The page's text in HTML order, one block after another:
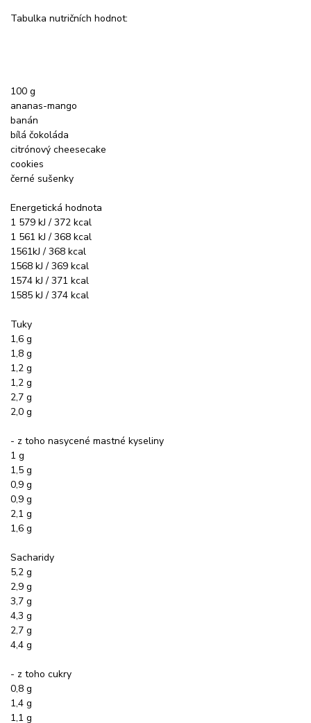
Tabulka nutričních hodnot:
100 g
ananas-mango
banán
bílá čokoláda
citrónový cheesecake
cookies
černé sušenky
Energetická hodnota
1 579 kJ / 372 kcal
1 561 kJ / 368 kcal
1561kJ / 368 kcal
1568 kJ / 369 kcal
1574 kJ / 371 kcal
1585 kJ / 374 kcal
Tuky
1,6 g
1,8 g
1,2 g
1,2 g
2,7 g
2,0 g
- z toho nasycené mastné kyseliny
1 g
1,5 g
0,9 g
0,9 g
2,1 g
1,6 g
Sacharidy
5,2 g
2,9 g
3,7 g
4,3 g
2,7 g
4,4 g
- z toho cukry
0,8 g
1,4 g
1,1 g